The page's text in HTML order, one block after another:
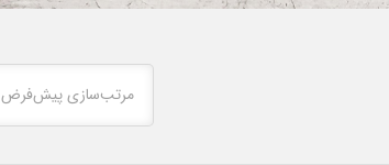
مرتب‌سازی پیش‌فرض